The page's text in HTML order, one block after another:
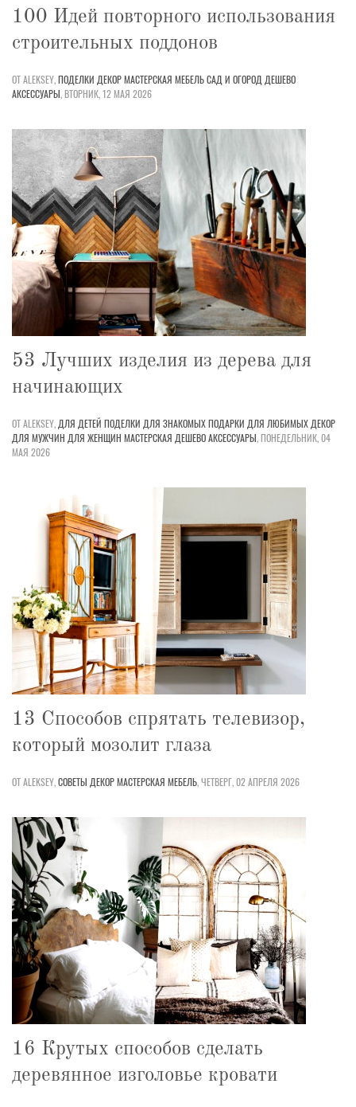
100 Идей повторного использования
строительных поддонов
ОТ ALEKSEY,ПОДЕЛКИ ДЕКОРМАСТЕРСКАЯ МЕБЕЛЬСАД И ОГОРОД ДЕШЕВО
АКСЕССУАРЫ,ВТОРНИК, 12 МАЯ 2026
53 Лучших изделия из дерева для
начинающих
ОТ ALEKSEY, ДЛЯ ДЕТЕЙ ПОДЕЛКИ ДЛЯ ЗНАКОМЫХПОДАРКИ ДЛЯ ЛЮБИМЫХ ДЕКОР
ДЛЯ МУЖЧИН ДЛЯ ЖЕНЩИН МАСТЕРСКАЯ ДЕШЕВОАКСЕССУАРЫ,ПОНЕДЕЛЬНИК, 04
МАЯ 2026
13 Способов спрятать телевизор,
который мозолит глаза
ОТ ALEKSEY,СОВЕТЫ ДЕКОРМАСТЕРСКАЯ МЕБЕЛЬ,ЧЕТВЕРГ, 02 АПРЕЛЯ 2026
16 Крутых способов сделать
деревянное изголовье кровати